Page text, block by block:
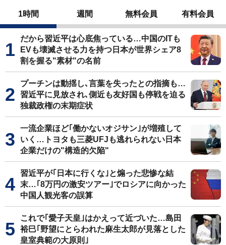
1時間 週間 無料会員 有料会員
だから習近平は心底焦っている…中国のITも
EVも壊滅させる力を持つ日本が世界シェア8
割を握る"素材"の名前
プーチンは動揺し､言葉を失ったとの指摘も…
習近平に見放され､側近も友好国も停戦を迫る
独裁政権の末期症状
一流企業ほど｢働かないオジサン｣が増殖して
いく…トヨタも三菱UFJも逃れられない日本
企業だけの"構造的欠陥"
習近平が｢日本に行くな｣と煽った悲惨な結
末…｢8万円の激安ツアー｣でロシアに向かった
中国人観光客の誤算
これで｢愛子天皇｣はかえって近づいた…島田
裕巳｢野望にとらわれた麻生太郎が見落とした
皇室典範の大原則｣